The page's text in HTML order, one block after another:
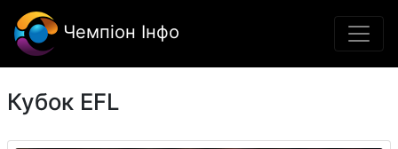
Чемпіон Інфо
Кубок EFL